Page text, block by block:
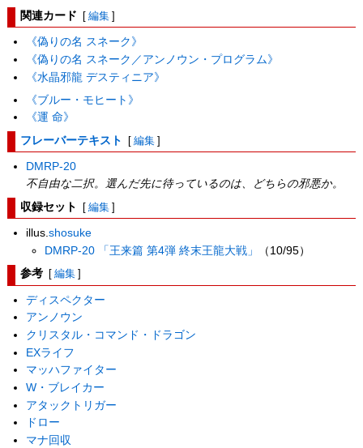
関連カード [ 編集 ]
《偽りの名 スネーク》
《偽りの名 スネーク／アンノウン・プログラム》
《水晶邪龍 デスティニア》
《ブルー・モヒート》
《運 命》
フレーバーテキスト [ 編集 ]
DMRP-20
不自由な二択。選んだ先に待っているのは、どちらの邪悪か。
収録セット [ 編集 ]
illus.shosuke
DMRP-20 「王来篇 第4弾 終末王龍大戦」
（10/95）
参考 [ 編集 ]
ディスペクター
アンノウン
クリスタル・コマンド・ドラゴン
EXライフ
マッハファイター
W・ブレイカー
アタックトリガー
ドロー
マナ回収